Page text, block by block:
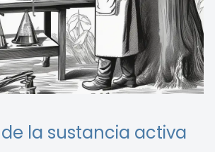
la sustancia activa